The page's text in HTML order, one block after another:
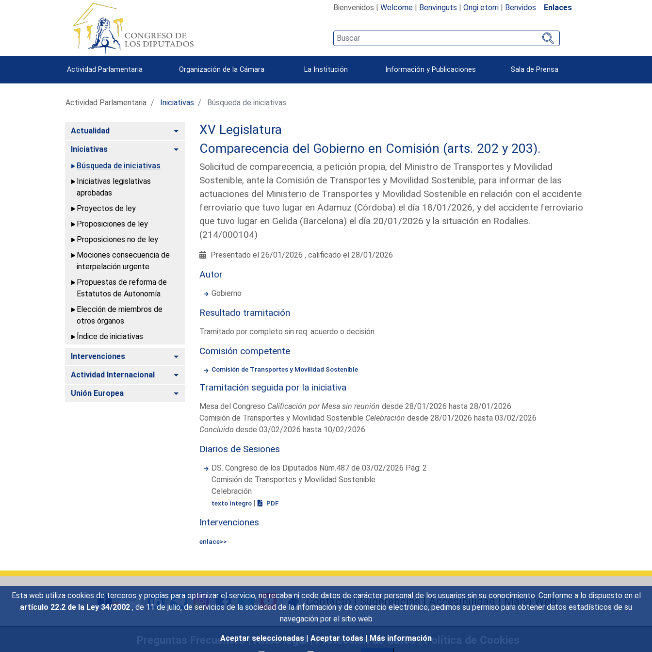
Esta web utiliza cookies de terceros y propias para optimizar el servicio, no recaba ni cede datos de carácter personal de los usuarios sin su conocimiento. Conforme a lo dispuesto en el
artículo 22.2 de la Ley 34/2002 , de 11 de julio, de servicios de la sociedad de la información y de comercio electrónico, pedimos su permiso para obtener datos estadísticos de su
navegación por el sitio web
Aceptar seleccionadas | Aceptar todas | Más información
Bienvenidos | Welcome| Benvinguts | Ongi etorri| Benvidos Enlaces
Actividad Parlamentaria Organización de la Cámara La Institución Información y Publicaciones Sala de Prensa
Actividad Parlamentaria Iniciativas Búsqueda de iniciativas
Actualidad Alternar
Iniciativas
Alternar
Búsqueda de iniciativas
Iniciativas legislativas
aprobadas
Proyectos de ley
Proposiciones de ley
Proposiciones no de ley
Mociones consecuencia de
interpelación urgente
Propuestas de reforma de
Estatutos de Autonomía
Elección de miembros de
otros órganos
Índice de iniciativas
Intervenciones Alternar
Actividad Internacional Alternar
Unión Europea Alternar
XV Legislatura
Comparecencia del Gobierno en Comisión (arts. 202 y 203).
Solicitud de comparecencia, a petición propia, del Ministro de Transportes y Movilidad
Sostenible, ante la Comisión de Transportes y Movilidad Sostenible, para informar de las
actuaciones del Ministerio de Transportes y Movilidad Sostenible en relación con el accidente
ferroviario que tuvo lugar en Adamuz (Córdoba) el día 18/01/2026, y del accidente ferroviario
que tuvo lugar en Gelida (Barcelona) el día 20/01/2026 y la situación en Rodalies.
(214/000104)
Presentado el 26/01/2026 , calificado el 28/01/2026
Autor
Gobierno
Resultado tramitación
Tramitado por completo sin req. acuerdo o decisión
Comisión competente
Comisión de Transportes y Movilidad Sostenible
Tramitación seguida por la iniciativa
Mesa del Congreso Calificación por Mesa sin reunión desde 28/01/2026 hasta 28/01/2026
Comisión de Transportes y Movilidad Sostenible Celebración desde 28/01/2026 hasta 03/02/2026
Concluido desde 03/02/2026 hasta 10/02/2026
Diarios de Sesiones
DS. Congreso de los Diputados Núm.487 de 03/02/2026 Pág: 2
Comisión de Transportes y Movilidad Sostenible
Celebración
texto íntegro | PDF
Intervenciones
enlace>>
Contacto|Sugerencias|Accesibilidad|Mapa Web
Preguntas Frecuentes|Aviso legal|Protección de datos|Política de Cookies